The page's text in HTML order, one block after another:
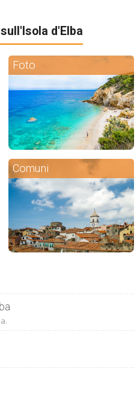
d'Elba
Foto
Comuni